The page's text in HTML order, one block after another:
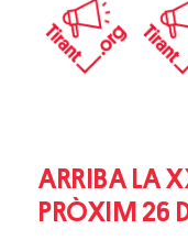
ARRIBA LA
PRÒXIM 26